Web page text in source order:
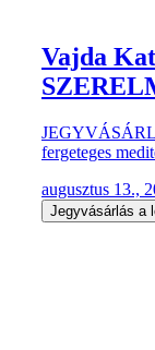
Vajda
fergeteges
augusztus 13.,
Jegyvásárlás a